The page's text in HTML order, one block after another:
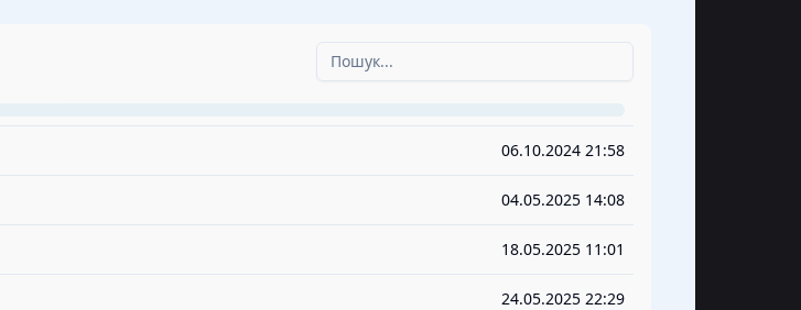
06.10.2024 21:58
04.05.2025 14:08
18.05.2025 11:01
24.05.2025 22:29